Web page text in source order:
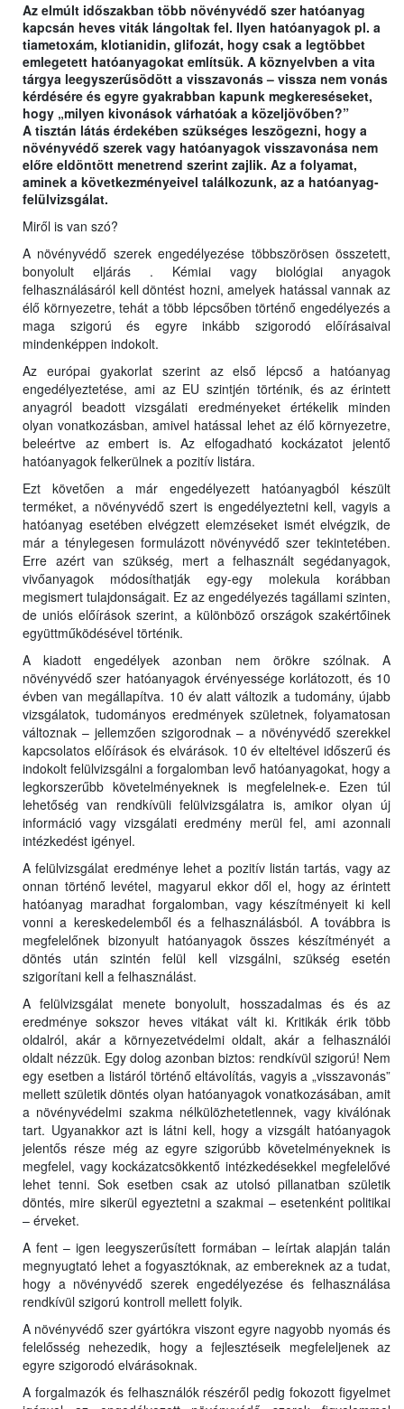
Az elmúlt időszakban több növényvédő szer hatóanyag
kapcsán heves viták lángoltak fel. Ilyen hatóanyagok pl. a
tiametoxám, klotianidin, glifozát, hogy csak a legtöbbet
emlegetett hatóanyagokat említsük. A köznyelvben a vita
tárgya leegyszerűsödött a visszavonás – vissza nem vonás
kérdésére és egyre gyakrabban kapunk megkereséseket,
hogy „milyen kivonások várhatóak a közeljövőben?”
A tisztán látás érdekében szükséges leszögezni, hogy a
növényvédő szerek vagy hatóanyagok visszavonása nem
előre eldöntött menetrend szerint zajlik. Az a folyamat,
aminek a következményeivel találkozunk, az a hatóanyag-
felülvizsgálat.
Miről is van szó?
A növényvédő szerek engedélyezése többszörösen összetett,
bonyolult eljárás . Kémiai vagy biológiai anyagok
felhasználásáról kell döntést hozni, amelyek hatással vannak az
élő környezetre, tehát a több lépcsőben történő engedélyezés a
maga szigorú és egyre inkább szigorodó előírásaival
mindenképpen indokolt.
Az európai gyakorlat szerint az első lépcső a hatóanyag
engedélyeztetése, ami az EU szintjén történik, és az érintett
anyagról beadott vizsgálati eredményeket értékelik minden
olyan vonatkozásban, amivel hatással lehet az élő környezetre,
beleértve az embert is. Az elfogadható kockázatot jelentő
hatóanyagok felkerülnek a pozitív listára.
Ezt követően a már engedélyezett hatóanyagból készült
terméket, a növényvédő szert is engedélyeztetni kell, vagyis a
hatóanyag esetében elvégzett elemzéseket ismét elvégzik, de
már a ténylegesen formulázott növényvédő szer tekintetében.
Erre azért van szükség, mert a felhasznált segédanyagok,
vivőanyagok módosíthatják egy-egy molekula korábban
megismert tulajdonságait. Ez az engedélyezés tagállami szinten,
de uniós előírások szerint, a különböző országok szakértőinek
együttműködésével történik.
A kiadott engedélyek azonban nem örökre szólnak. A
növényvédő szer hatóanyagok érvényessége korlátozott, és 10
évben van megállapítva. 10 év alatt változik a tudomány, újabb
vizsgálatok, tudományos eredmények születnek, folyamatosan
változnak – jellemzően szigorodnak – a növényvédő szerekkel
kapcsolatos előírások és elvárások. 10 év elteltével időszerű és
indokolt felülvizsgálni a forgalomban levő hatóanyagokat, hogy a
legkorszerűbb követelményeknek is megfelelnek-e. Ezen túl
lehetőség van rendkívüli felülvizsgálatra is, amikor olyan új
információ vagy vizsgálati eredmény merül fel, ami azonnali
intézkedést igényel.
A felülvizsgálat eredménye lehet a pozitív listán tartás, vagy az
onnan történő levétel, magyarul ekkor dől el, hogy az érintett
hatóanyag maradhat forgalomban, vagy készítményeit ki kell
vonni a kereskedelemből és a felhasználásból. A továbbra is
megfelelőnek bizonyult hatóanyagok összes készítményét a
döntés után szintén felül kell vizsgálni, szükség esetén
szigorítani kell a felhasználást.
A felülvizsgálat menete bonyolult, hosszadalmas és és az
eredménye sokszor heves vitákat vált ki. Kritikák érik több
oldalról, akár a környezetvédelmi oldalt, akár a felhasználói
oldalt nézzük. Egy dolog azonban biztos: rendkívül szigorú! Nem
egy esetben a listáról történő eltávolítás, vagyis a „visszavonás”
mellett születik döntés olyan hatóanyagok vonatkozásában, amit
a növényvédelmi szakma nélkülözhetetlennek, vagy kiválónak
tart. Ugyanakkor azt is látni kell, hogy a vizsgált hatóanyagok
jelentős része még az egyre szigorúbb követelményeknek is
megfelel, vagy kockázatcsökkentő intézkedésekkel megfelelővé
lehet tenni. Sok esetben csak az utolsó pillanatban születik
döntés, mire sikerül egyeztetni a szakmai – esetenként politikai
– érveket.
A fent – igen leegyszerűsített formában – leírtak alapján talán
megnyugtató lehet a fogyasztóknak, az embereknek az a tudat,
hogy a növényvédő szerek engedélyezése és felhasználása
rendkívül szigorú kontroll mellett folyik.
A növényvédő szer gyártókra viszont egyre nagyobb nyomás és
felelősség nehezedik, hogy a fejlesztéseik megfeleljenek az
egyre szigorodó elvárásoknak.
A forgalmazók és felhasználók részéről pedig fokozott figyelmet